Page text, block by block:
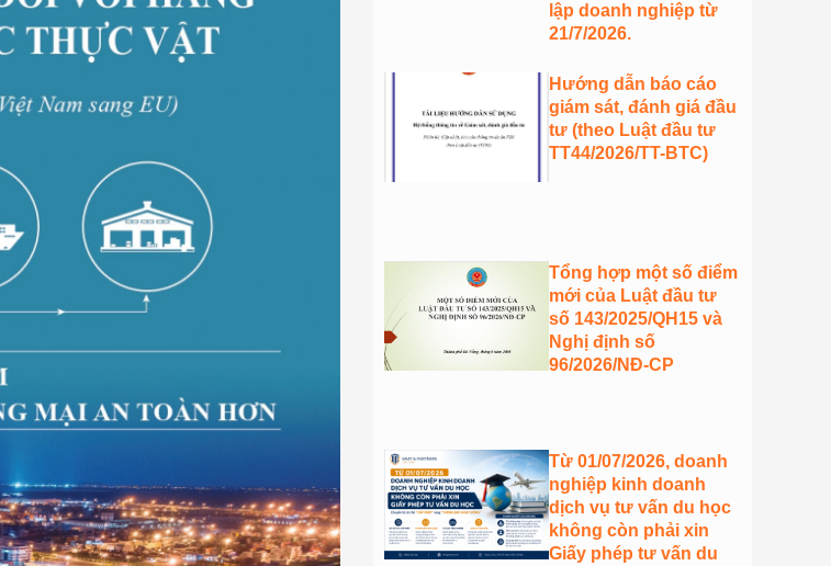
lập doanh nghiệp từ
21/7/2026.
Hướng dẫn báo cáo
giám sát, đánh giá đầu
tư (theo Luật đầu tư
TT44/2026/TT-BTC)
Tổng hợp một số điểm
mới của Luật đầu tư
số 143/2025/QH15 và
Nghị định số
96/2026/NĐ-CP
Từ 01/07/2026, doanh
nghiệp kinh doanh
dịch vụ tư vấn du học
không còn phải xin
Giấy phép tư vấn du